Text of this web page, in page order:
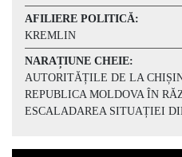
AFILIERE POLITICĂ:
KREMLIN
NARAȚIUNE CHEIE:
AUTORITĂȚILE DE LA
REPUBLICA MOLDOVA ÎN
ESCALADAREA SITUAȚIEI